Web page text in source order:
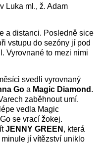
Luka ml., ž. Adam
a distanci. Posledně sice
vstupu do sezóny jí pod
Vyrovnané to mezi nimi
svedli vyrovnaný
Go a Magic Diamond .
zaběhnout umí.
vedla Magic
se vrací žokej.
JENNY GREEN , která
jí vítězství uniklo